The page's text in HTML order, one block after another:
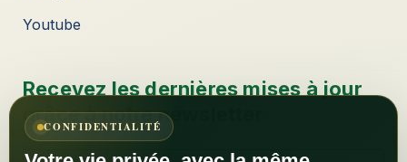
Youtube
Recevez les dernières mises à jour
grâce à notre newsletter
CONFIDENTIALITÉ